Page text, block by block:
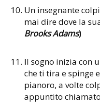
Un insegnante
mai dire dove la
Brooks Adams)
Il sogno inizia con
che ti tira e spinge
pianoro, a volte
appuntito chiamato